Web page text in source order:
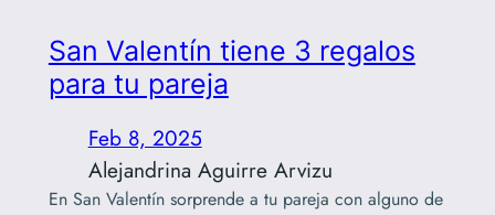
San Valentín tiene 3 regalos
para tu pareja
Feb 8, 2025
Alejandrina Aguirre Arvizu
En San Valentín sorprende a tu pareja con alguno de